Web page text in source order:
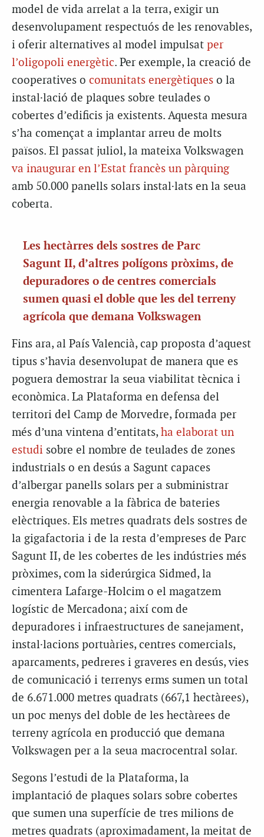
model de vida arrelat a la terra, exigir un
desenvolupament respectuós de les renovables,
i oferir alternatives al model impulsat per
l’oligopoli energètic. Per exemple, la creació de
cooperatives o comunitats energètiques o la
instal·lació de plaques sobre teulades o
cobertes d’edificis ja existents. Aquesta mesura
s’ha començat a implantar arreu de molts
països. El passat juliol, la mateixa Volkswagen
va inaugurar en l’Estat francès un pàrquing
amb 50.000 panells solars instal·lats en la seua
coberta.
Les hectàrres dels sostres de Parc
Sagunt II, d’altres polígons pròxims, de
depuradores o de centres comercials
sumen quasi el doble que les del terreny
agrícola que demana Volkswagen
Fins ara, al País Valencià, cap proposta d’aquest
tipus s’havia desenvolupat de manera que es
poguera demostrar la seua viabilitat tècnica i
econòmica. La Plataforma en defensa del
territori del Camp de Morvedre, formada per
més d’una vintena d’entitats, ha elaborat un
estudi sobre el nombre de teulades de zones
industrials o en desús a Sagunt capaces
d’albergar panells solars per a subministrar
energia renovable a la fàbrica de bateries
elèctriques. Els metres quadrats dels sostres de
la gigafactoria i de la resta d’empreses de Parc
Sagunt II, de les cobertes de les indústries més
pròximes, com la siderúrgica Sidmed, la
cimentera Lafarge-Holcim o el magatzem
logístic de Mercadona; així com de
depuradores i infraestructures de sanejament,
instal·lacions portuàries, centres comercials,
aparcaments, pedreres i graveres en desús, vies
de comunicació i terrenys erms sumen un total
de 6.671.000 metres quadrats (667,1 hectàrees),
un poc menys del doble de les hectàrees de
terreny agrícola en producció que demana
Volkswagen per a la seua macrocentral solar.
Segons l’estudi de la Plataforma, la
implantació de plaques solars sobre cobertes
que sumen una superfície de tres milions de
metres quadrats (aproximadament, la meitat de